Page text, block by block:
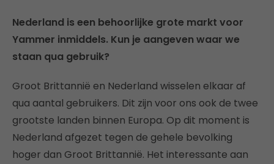
Nederland is een behoorlijke grote markt voor
Yammer inmiddels. Kun je aangeven waar we
staan qua gebruik?
Groot Brittannië en Nederland wisselen elkaar af
qua aantal gebruikers. Dit zijn voor ons ook de twee
grootste landen binnen Europa. Op dit moment is
Nederland afgezet tegen de gehele bevolking
hoger dan Groot Brittannië. Het interessante aan